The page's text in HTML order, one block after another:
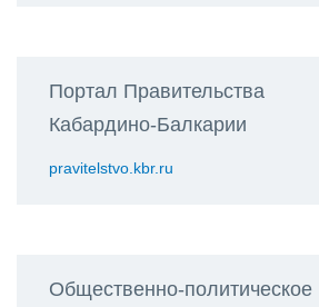
Портал Правительства
Кабардино-Балкарии
pravitelstvo.kbr.ru
Общественно-политическое